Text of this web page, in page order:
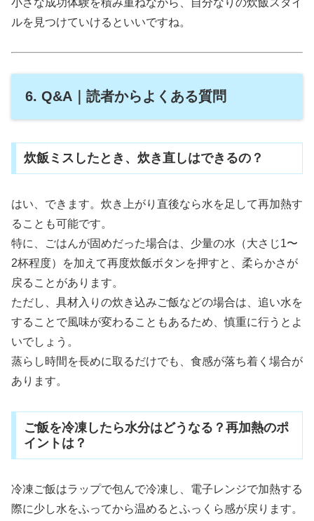
ルを見つけていけるといいですね。
6. Q&A｜読者からよくある質問
炊飯ミスしたとき、炊き直しはできるの？
はい、できます。炊き上がり直後なら水を足して再加熱す
ることも可能です。
特に、ごはんが固めだった場合は、少量の水（大さじ1〜
2杯程度）を加えて再度炊飯ボタンを押すと、柔らかさが
戻ることがあります。
ただし、具材入りの炊き込みご飯などの場合は、追い水を
することで風味が変わることもあるため、慎重に行うとよ
いでしょう。
蒸らし時間を長めに取るだけでも、食感が落ち着く場合が
あります。
ご飯を冷凍したら水分はどうなる？再加熱のポ
イントは？
冷凍ご飯はラップで包んで冷凍し、電子レンジで加熱する
際に少し水をふってから温めるとふっくら感が戻ります。